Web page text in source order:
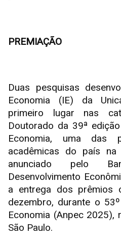
PREMIAÇÃO
Duas pesquisas
Economia (IE) da
primeiro lugar nas
Doutorado da 39ª
Economia, uma das
acadêmicas do país
anunciado pelo
Desenvolvimento
a entrega dos prêmios
dezembro, durante o
Economia (Anpec 2025),
São Paulo.